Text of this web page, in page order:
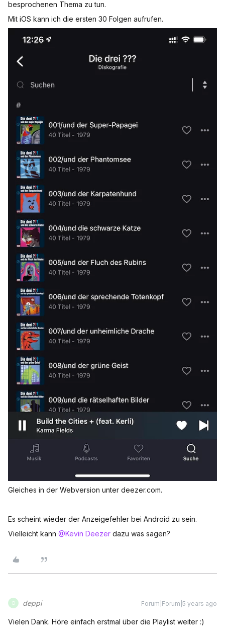
besprochenen Thema zu tun.
Mit iOS kann ich die ersten 30 Folgen aufrufen.
Gleiches in der Webversion unter deezer.com.
Es scheint wieder der Anzeigefehler bei Android zu sein.
Vielleicht kann @Kevin Deezer dazu was sagen?
D deppi Forum|Forum|5 years ago
Vielen Dank. Höre einfach erstmal über die Playlist weiter :)